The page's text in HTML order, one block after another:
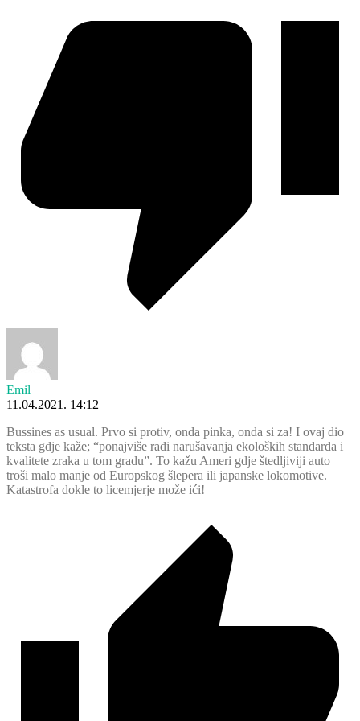
Emil
11.04.2021. 14:12
Bussines as usual. Prvo si protiv, onda pinka, onda si za! I ovaj dio
teksta gdje kaže; “ponajviše radi narušavanja ekoloških standarda i
kvalitete zraka u tom gradu”. To kažu Ameri gdje štedljiviji auto
troši malo manje od Europskog šlepera ili japanske lokomotive.
Katastrofa dokle to licemjerje može ići!